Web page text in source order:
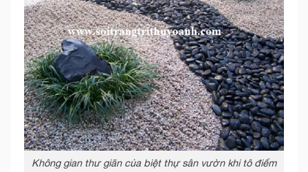
Không gian thư giãn của biệt thự sân vườn khi tô điểm